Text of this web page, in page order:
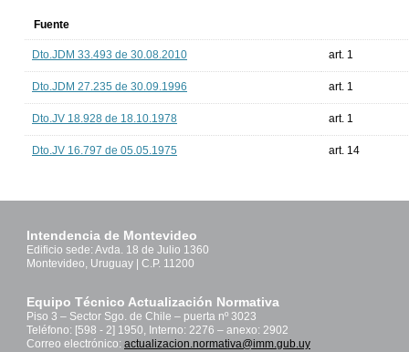
Fuente
Dto.JDM 33.493 de 30.08.2010 art. 1
Dto.JDM 27.235 de 30.09.1996 art. 1
Dto.JV 18.928 de 18.10.1978 art. 1
Dto.JV 16.797 de 05.05.1975 art. 14
Intendencia de Montevideo
Edificio sede: Avda. 18 de Julio 1360
Montevideo, Uruguay | C.P. 11200
Equipo Técnico Actualización Normativa
Piso 3 – Sector Sgo. de Chile – puerta nº 3023
Teléfono: [598 - 2] 1950, Interno: 2276 – anexo: 2902
Correo electrónico: actualizacion.normativa@imm.gub.uy